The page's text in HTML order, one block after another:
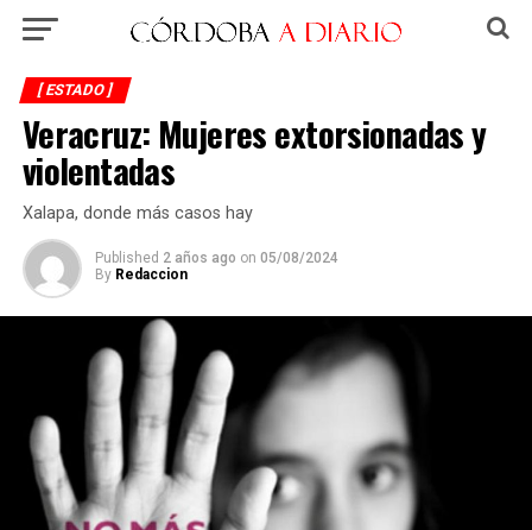
[ ESTADO ]
Veracruz: Mujeres extorsionadas y
violentadas
Xalapa, donde más casos hay
Published 2 años ago on 05/08/2024
By Redaccion